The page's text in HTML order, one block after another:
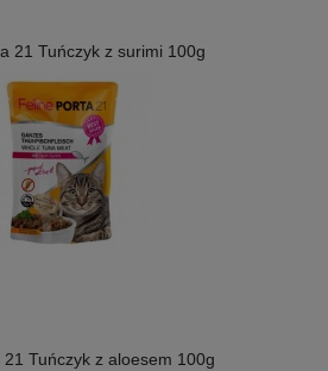
21 Tuńczyk z surimi 100g
Tuńczyk z aloesem 100g